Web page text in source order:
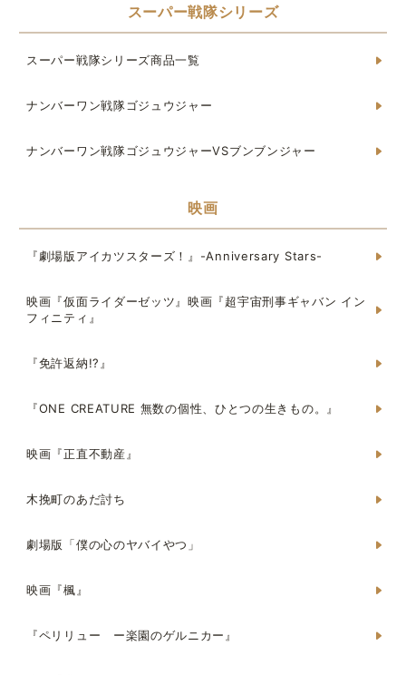
スーパー戦隊シリーズ
スーパー戦隊シリーズ商品一覧
ナンバーワン戦隊ゴジュウジャー
ナンバーワン戦隊ゴジュウジャーVSブンブンジャー
映画
『劇場版アイカツスターズ！』-Anniversary Stars-
映画『仮面ライダーゼッツ』映画『超宇宙刑事ギャバン イン
フィニティ』
『免許返納!?』
『ONE CREATURE 無数の個性、ひとつの生きもの。』
映画『正直不動産』
木挽町のあだ討ち
劇場版「僕の心のヤバイやつ」
映画『楓』
『ペリリュー ー楽園のゲルニカー』